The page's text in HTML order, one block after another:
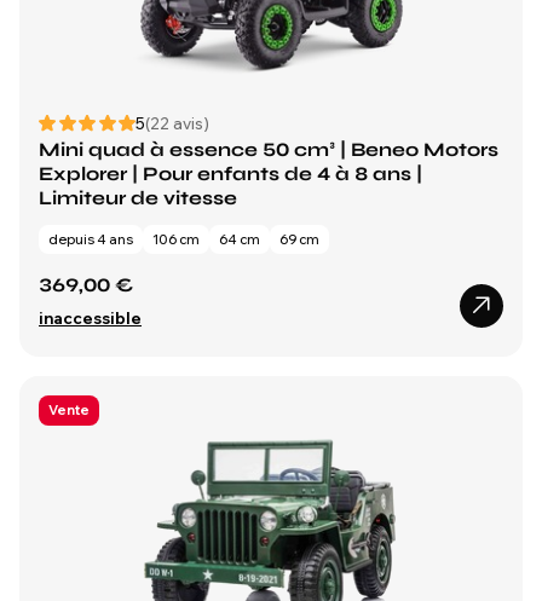
5(22 avis)
Mini quad à essence 50 cm³ | Beneo Motors
Explorer | Pour enfants de 4 à 8 ans |
Limiteur de vitesse
depuis 4 ans 106 cm 64 cm 69 cm
369,00 €
inaccessible
Vente